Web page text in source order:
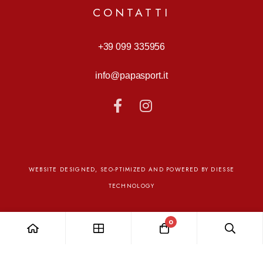
CONTATTI
+39 099 335956
info@papasport.it
WEBSITE DESIGNED, SEO-PTIMIZED AND POWERED BY DIESSE
TECHNOLOGY
0